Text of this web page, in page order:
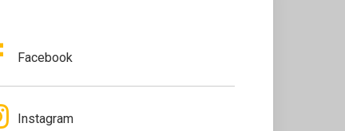
Facebook
Instagram